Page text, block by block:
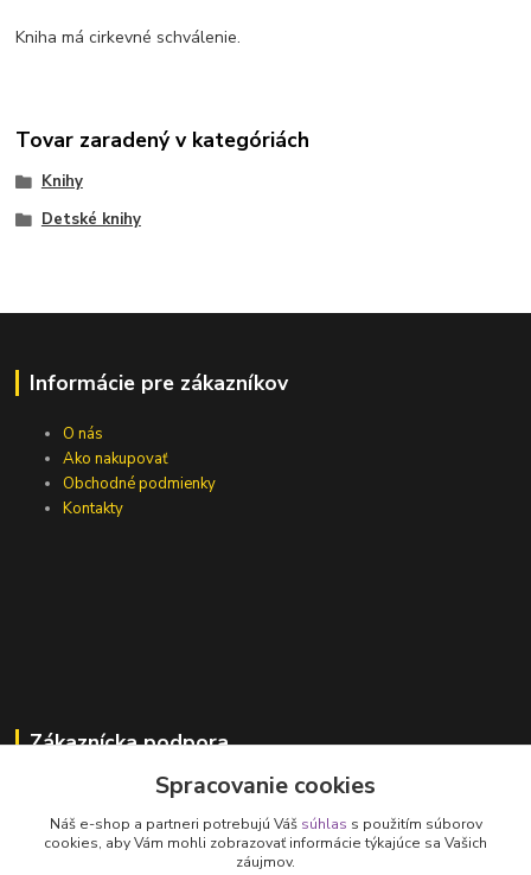
Kniha má cirkevné schválenie.
Tovar zaradený v kategóriách
Knihy
Detské knihy
Informácie pre zákazníkov
O nás
Ako nakupovať
Obchodné podmienky
Kontakty
Zákaznícka podpora
Jana Vajcíková
+421 918 593 760
(Po-Pia, 7:30-15:30 hod.)
Spracovanie cookies
Náš e-shop a partneri potrebujú Váš súhlas s použitím súborov
cookies, aby Vám mohli zobrazovať informácie týkajúce sa Vašich
záujmov.